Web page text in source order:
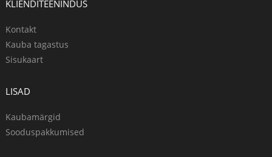
KLIENDITEENINDUS
Kontakt
Kauba tagastus
Sisukaart
LISAD
Kaubamärgid
Sooduspakkumised